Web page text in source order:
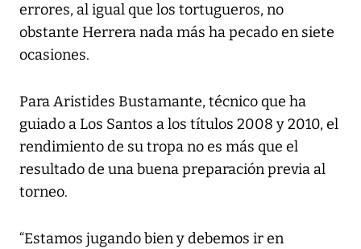
errores, al igual que los tortugueros, no
obstante Herrera nada más ha pecado en siete
ocasiones.
Para Aristides Bustamante, técnico que ha
guiado a Los Santos a los títulos 2008 y 2010, el
rendimiento de su tropa no es más que el
resultado de una buena preparación previa al
torneo.
“Estamos jugando bien y debemos ir en